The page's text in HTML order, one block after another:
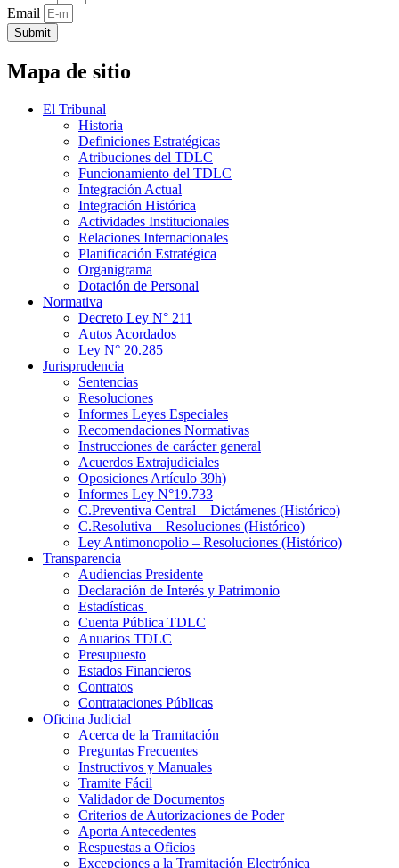
Email
Submit
Mapa de sitio
El Tribunal
Historia
Definiciones Estratégicas
Atribuciones del TDLC
Funcionamiento del TDLC
Integración Actual
Integración Histórica
Actividades Institucionales
Relaciones Internacionales
Planificación Estratégica
Organigrama
Dotación de Personal
Normativa
Decreto Ley N° 211
Autos Acordados
Ley N° 20.285
Jurisprudencia
Sentencias
Resoluciones
Informes Leyes Especiales
Recomendaciones Normativas
Instrucciones de carácter general
Acuerdos Extrajudiciales
Oposiciones Artículo 39h)
Informes Ley N°19.733
C.Preventiva Central – Dictámenes (Histórico)
C.Resolutiva – Resoluciones (Histórico)
Ley Antimonopolio – Resoluciones (Histórico)
Transparencia
Audiencias Presidente
Declaración de Interés y Patrimonio
Estadísticas
Cuenta Pública TDLC
Anuarios TDLC
Presupuesto
Estados Financieros
Contratos
Contrataciones Públicas
Oficina Judicial
Acerca de la Tramitación
Preguntas Frecuentes
Instructivos y Manuales
Tramite Fácil
Validador de Documentos
Criterios de Autorizaciones de Poder
Aporta Antecedentes
Respuestas a Oficios
Excepciones a la Tramitación Electrónica